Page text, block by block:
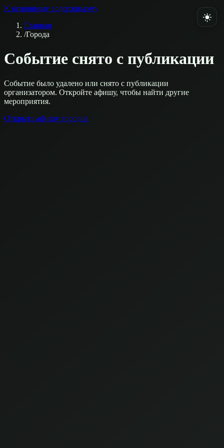
К основному содержимому
Главная
/Города
Событие снято с публикации
Событие было удалено или снято с публикации
организатором. Откройте афишу, чтобы найти другие
мероприятия.
Открыть афишу городов